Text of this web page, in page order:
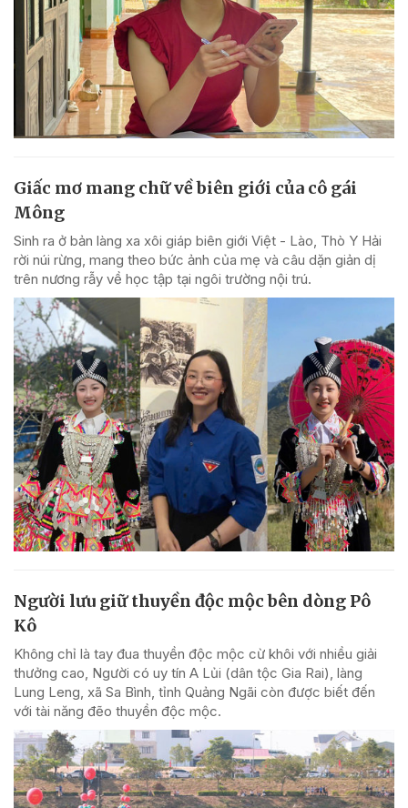
Giấc mơ mang chữ về biên giới của cô gái
Mông
Sinh ra ở bản làng xa xôi giáp biên giới Việt - Lào, Thò Y Hải
rời núi rừng, mang theo bức ảnh của mẹ và câu dặn giản dị
trên nương rẫy về học tập tại ngôi trường nội trú.
Người lưu giữ thuyền độc mộc bên dòng Pô
Kô
Không chỉ là tay đua thuyền độc mộc cừ khôi với nhiều giải
thưởng cao, Người có uy tín A Lủi (dân tộc Gia Rai), làng
Lung Leng, xã Sa Bình, tỉnh Quảng Ngãi còn được biết đến
với tài năng đẽo thuyền độc mộc.